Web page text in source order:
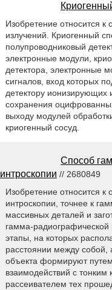
Изобретение относится
излучений. Криогенный
полупроводниковый
электронные модули,
детектора, электронные
сигналов, вход которых
детектору ионизирующих
сохранения
выходу модулей
криогенный сосуд.
Способ
интроскопии // 2680849
Изобретение относится к
интроскопии, точнее к
массивных деталей и
гамма-радиографической
этапы, на которых
расстоянии между собой,
объекта формируют
взаимодействий с
рассеивателем тех